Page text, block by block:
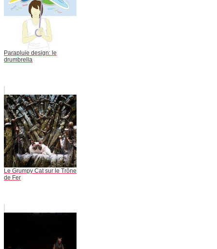
Parapluie design: le
drumbrella
Le Grumpy Cat sur le Trône
de Fer